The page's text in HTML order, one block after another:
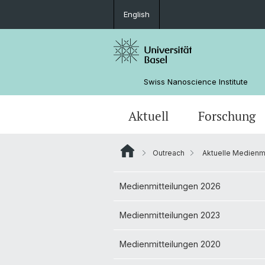
English
Swiss Nanoscience Institute
Aktuell Forschung
SNI-Mitglieder
Angewandte Forschung
Erfolgsgeschichten
ANAXAM
Netzwerk
Organisation
Allgemeine Informationen
Masterstudium
Kummerkasten
Masterfeier
Nano Imaging Lab
Angebote
Aktuelle Medienmitteilungen/
Veranstaltungen
Bilder
Outreach Aktuelle
Medienmitteilungen 2026
Medienmitteilungen 2023
Medienmitteilungen 2020